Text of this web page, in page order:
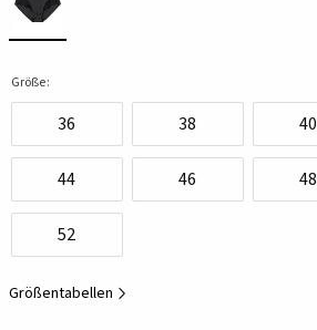
Größe:
36 38 40
44 46 48
52
Größentabellen